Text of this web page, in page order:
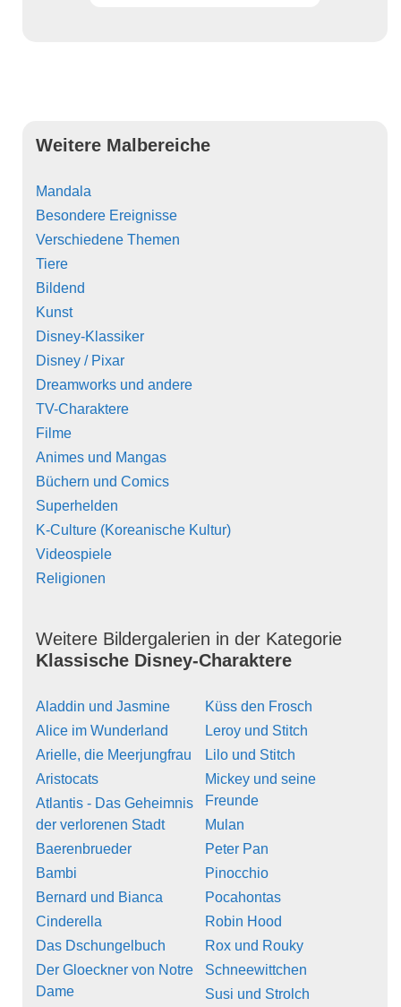
Weitere Malbereiche
Mandala
Besondere Ereignisse
Verschiedene Themen
Tiere
Bildend
Kunst
Disney-Klassiker
Disney / Pixar
Dreamworks und andere
TV-Charaktere
Filme
Animes und Mangas
Büchern und Comics
Superhelden
K-Culture (Koreanische Kultur)
Videospiele
Religionen
Weitere Bildergalerien in der Kategorie
Klassische Disney-Charaktere
Aladdin und Jasmine
Alice im Wunderland
Arielle, die Meerjungfrau
Aristocats
Atlantis - Das Geheimnis
der verlorenen Stadt
Baerenbrueder
Bambi
Bernard und Bianca
Cinderella
Das Dschungelbuch
Der Gloeckner von Notre
Dame
Küss den Frosch
Leroy und Stitch
Lilo und Stitch
Mickey und seine
Freunde
Mulan
Peter Pan
Pinocchio
Pocahontas
Robin Hood
Rox und Rouky
Schneewittchen
Susi und Strolch